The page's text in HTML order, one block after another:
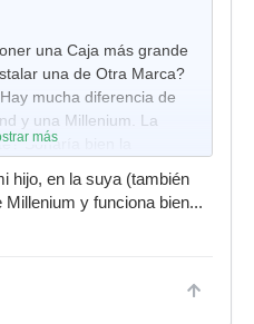
una Caja más grande
una de Otra Marca?
mucha diferencia de
y una Millenium. La
Sonaría bien la
con Roland?
más
hijo, en la suya (también
Millenium y funciona bien...